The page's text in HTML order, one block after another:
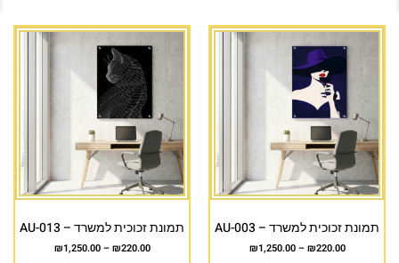
תמונת זכוכית למשרד – AU-003
₪220.00
–
₪1,250.00
תמונת זכוכית למשרד – AU-013
₪220.00
–
₪1,250.00